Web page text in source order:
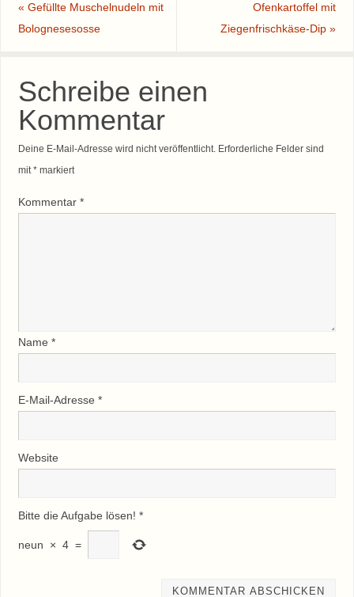
« Gefüllte Muschelnudeln mit
Bolognesesosse
Ofenkartoffel mit
Ziegenfrischkäse-Dip»
Schreibe einen
Kommentar
Deine E-Mail-Adresse wird nicht veröffentlicht. Erforderliche Felder sind
mit*markiert
Kommentar *
Name *
E-Mail-Adresse *
Website
Bitte die Aufgabe lösen! *
neun × 4 =